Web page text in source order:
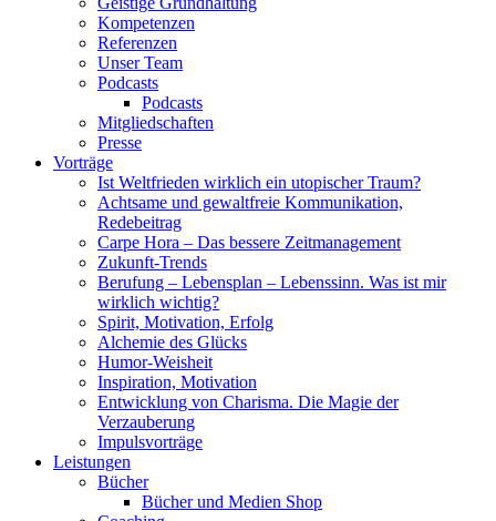
Kompetenzen
Referenzen
Unser Team
Podcasts
Podcasts
Mitgliedschaften
Presse
Vorträge
Ist Weltfrieden wirklich ein utopischer Traum?
Achtsame und gewaltfreie Kommunikation,
Redebeitrag
Carpe Hora – Das bessere Zeitmanagement
Zukunft-Trends
Berufung – Lebensplan – Lebenssinn. Was ist mir
wirklich wichtig?
Spirit, Motivation, Erfolg
Alchemie des Glücks
Humor-Weisheit
Inspiration, Motivation
Entwicklung von Charisma. Die Magie der
Verzauberung
Impulsvorträge
Leistungen
Bücher
Bücher und Medien Shop